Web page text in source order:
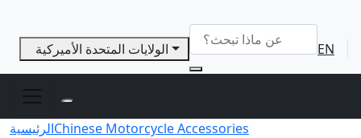
EN
الرئيسيةChinese Motorcycle Accessories